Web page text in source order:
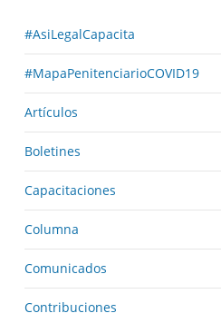
#AsiLegalCapacita
#MapaPenitenciarioCOVID19
Artículos
Boletines
Capacitaciones
Columna
Comunicados
Contribuciones